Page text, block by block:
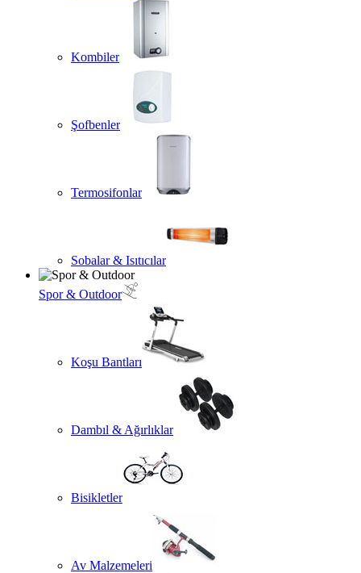
Kombiler
Şofbenler
Termosifonlar
Sobalar & Isıtıcılar
Spor & Outdoor
Koşu Bantları
Dambıl & Ağırlıklar
Bisikletler
Av Malzemeleri